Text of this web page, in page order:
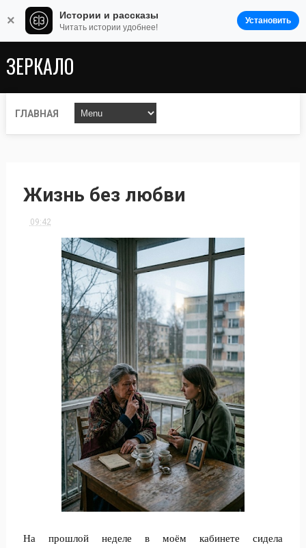
ЗЕРКАЛО
ГЛАВНАЯ
Жизнь без любви
09:42
На прошлой неделе в моём кабинете сидела
× Истории и рассказы
Читать истории удобнее!
Установить